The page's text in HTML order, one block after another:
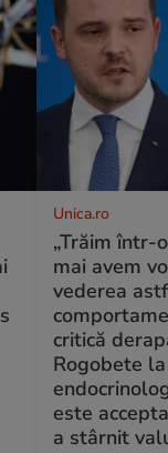
Unica.ro
„Trăim într-
mai avem
vederea
critică
Rogobete
este
a stârnit